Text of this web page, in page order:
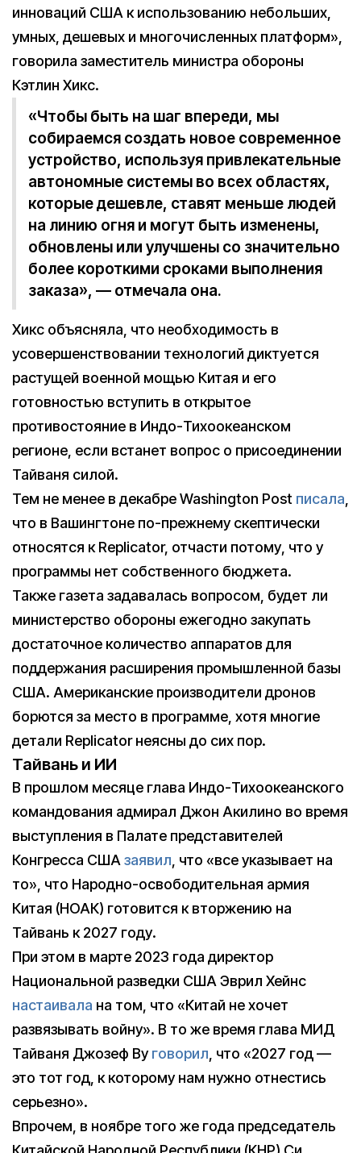
инноваций США к использованию небольших,
умных, дешевых и многочисленных платформ»,
говорила заместитель министра обороны
Кэтлин Хикс.
«Чтобы быть на шаг впереди, мы
собираемся создать новое современное
устройство, используя привлекательные
автономные системы во всех областях,
которые дешевле, ставят меньше людей
на линию огня и могут быть изменены,
обновлены или улучшены со значительно
более короткими сроками выполнения
заказа», — отмечала она.
Хикс объясняла, что необходимость в
усовершенствовании технологий диктуется
растущей военной мощью Китая и его
готовностью вступить в открытое
противостояние в Индо-Тихоокеанском
регионе, если встанет вопрос о присоединении
Тайваня силой.
Тем не менее в декабре Washington Post писала,
что в Вашингтоне по-прежнему скептически
относятся к Replicator, отчасти потому, что у
программы нет собственного бюджета.
Также газета задавалась вопросом, будет ли
министерство обороны ежегодно закупать
достаточное количество аппаратов для
поддержания расширения промышленной базы
США. Американские производители дронов
борются за место в программе, хотя многие
детали Replicator неясны до сих пор.
Тайвань и ИИ
В прошлом месяце глава Индо-Тихоокеанского
командования адмирал Джон Акилино во время
выступления в Палате представителей
Конгресса СШАзаявил, что «все указывает на
то», что Народно-освободительная армия
Китая (НОАК) готовится к вторжению на
Тайвань к 2027 году.
При этом в марте 2023 года директор
Национальной разведки США Эврил Хейнс
настаивала на том, что «Китай не хочет
развязывать войну». В то же время глава МИД
Тайваня Джозеф Вуговорил, что «2027 год —
это тот год, к которому нам нужно отнестись
серьезно».
Впрочем, в ноябре того же года председатель